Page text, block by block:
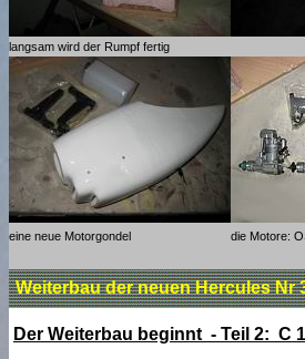
langsam wird der Rumpf fertig
eine neue Motorgondel die Motore:
Weiterbau der neuen Hercules Nr
Der Weiterbau beginnt - Teil 2: C